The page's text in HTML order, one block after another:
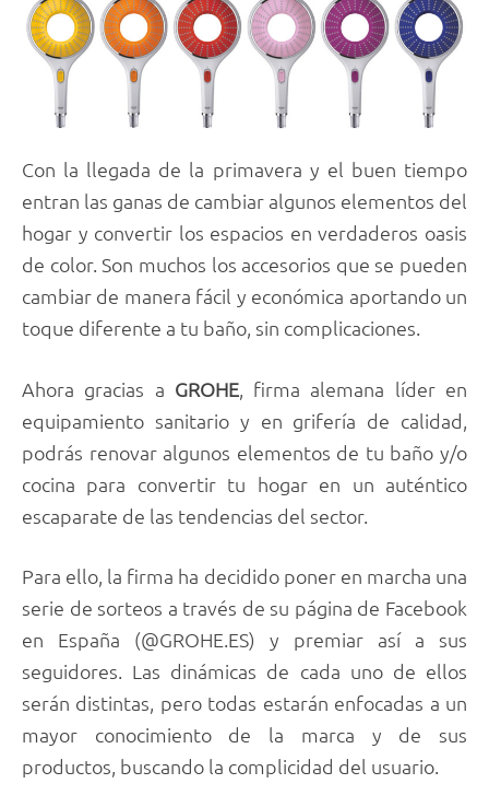
Con la llegada de la primavera y el buen tiempo
entran las ganas de cambiar algunos elementos del
hogar y convertir los espacios en verdaderos oasis
de color. Son muchos los accesorios que se pueden
cambiar de manera fácil y económica aportando un
toque diferente a tu baño, sin complicaciones.
Ahora gracias a GROHE, firma alemana líder en
equipamiento sanitario y en grifería de calidad,
podrás renovar algunos elementos de tu baño y/o
cocina para convertir tu hogar en un auténtico
escaparate de las tendencias del sector.
Para ello, la firma ha decidido poner en marcha una
serie de sorteos a través de su página de Facebook
en España (@GROHE.ES) y premiar así a sus
seguidores. Las dinámicas de cada uno de ellos
serán distintas, pero todas estarán enfocadas a un
mayor conocimiento de la marca y de sus
productos, buscando la complicidad del usuario.